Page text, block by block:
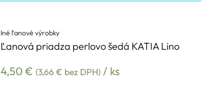
Iné ľanové výrobky
Ľanová priadza perlovo šedá KATIA Lino
4,50€ (3,66€ bez DPH) / ks